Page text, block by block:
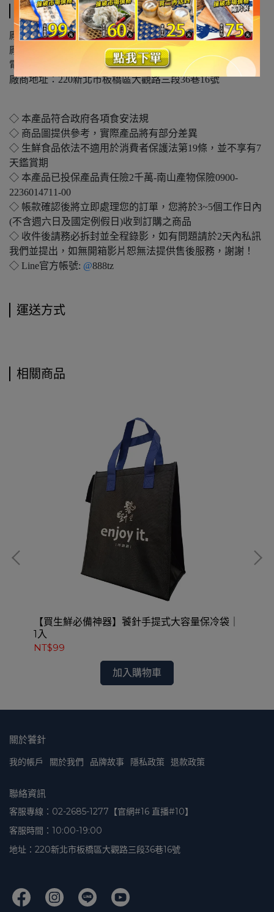
規格說明
廠商名稱：崗興有限公司(饕針生鮮)
廠商電話：02-26851277
電子信箱：tb2022service@gmail.com
廠商地址：220新北市板橋區大觀路三段36巷16號
◇ 本產品符合政府各項食安法規
◇ 商品圖提供參考，實際產品將有部分差異
◇ 生鮮食品依法不適用於消費者保護法第19條，並不享有7
天鑑賞期
◇ 本產品已投保產品責任險2千萬-南山產物保險0900-
2236014711-00
◇ 帳款確認後將立即處理您的訂單，您將於3~5個工作日內
(不含週六日及國定例假日)收到訂購之商品
◇ 收件後請務必拆封並全程錄影，如有問題請於2天內私訊
我們並提出，如無開箱影片恕無法提供售後服務，謝謝！
◇ Line官方帳號: @888tz
運送方式
相關商品
【買生鮮必備神器】饕針手提式大容量保冷袋｜
1入
NT$99
加入購物車
關於饕針
我的帳戶 關於我們 品牌故事 隱私政策 退款政策
聯絡資訊
客服專線：02-2685-1277【官網#16 直播#10】
客服時間：10:00-19:00
地址：220新北市板橋區大觀路三段36巷16號